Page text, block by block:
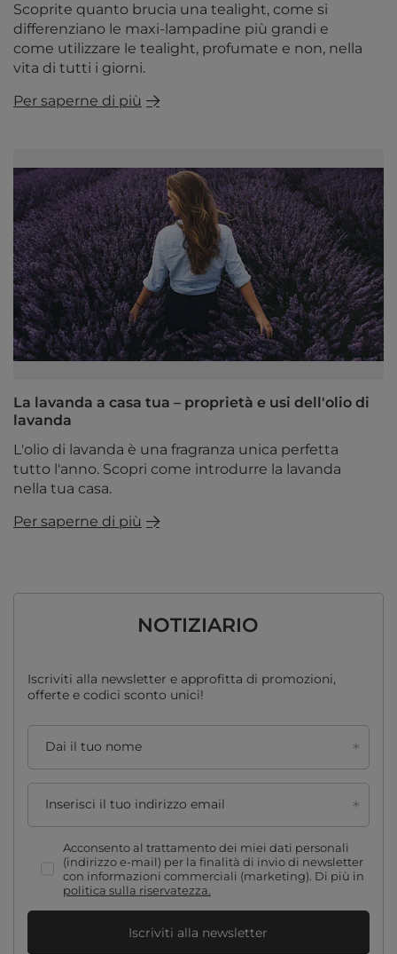
Scoprite quanto brucia una tealight, come si
differenziano le maxi-lampadine più grandi e
come utilizzare le tealight, profumate e non, nella
vita di tutti i giorni.
Per saperne di più
La lavanda a casa tua – proprietà e usi dell'olio di
lavanda
L'olio di lavanda è una fragranza unica perfetta
tutto l'anno. Scopri come introdurre la lavanda
nella tua casa.
Per saperne di più
NOTIZIARIO
Iscriviti alla newsletter e approfitta di promozioni,
offerte e codici sconto unici!
Dai il tuo nome
Inserisci il tuo indirizzo email
Acconsento al trattamento dei miei dati personali
(indirizzo e-mail) per la finalità di invio di newsletter
con informazioni commerciali (marketing). Di più in
politica sulla riservatezza.
Iscriviti alla newsletter